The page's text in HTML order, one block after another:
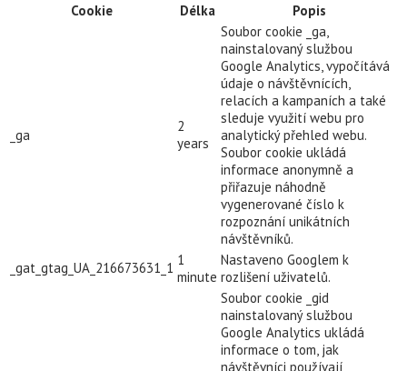
Cookie
Délka Popis
_ga
2
years
Soubor cookie _ga,
nainstalovaný službou
Google Analytics, vypočítává
údaje o návštěvnících,
relacích a kampaních a také
sleduje využití webu pro
analytický přehled webu.
Soubor cookie ukládá
informace anonymně a
přiřazuje náhodně
vygenerované číslo k
rozpoznání unikátních
návštěvníků.
_gat_gtag_UA_216673631_1 1
minute
Nastaveno Googlem k
rozlišení uživatelů.
Soubor cookie _gid
nainstalovaný službou
Google Analytics ukládá
informace o tom, jak
návštěvníci používají